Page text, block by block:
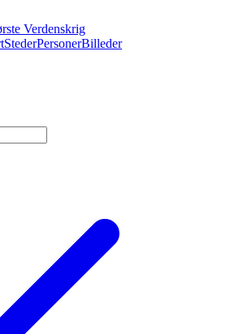
Verdenskrig
StederPersonerBilleder